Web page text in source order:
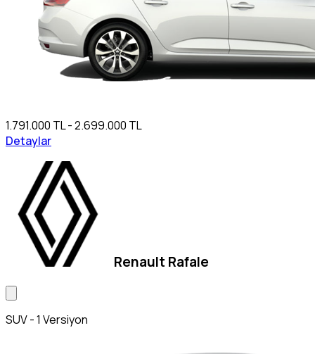
1.791.000 TL - 2.699.000 TL
Detaylar
Renault Rafale
SUV - 1 Versiyon